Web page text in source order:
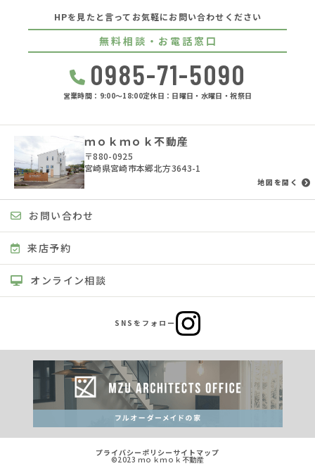
HPを見たと言ってお気軽にお問い合わせください
無料相談・お電話窓口
0985-71-5090
営業時間：9:00〜18:00定休日：日曜日・水曜日・祝祭日
ｍｏｋｍｏｋ不動産
〒880-0925
宮崎県宮崎市本郷北方3643-1
地図を開く
お問い合わせ
来店予約
オンライン相談
SNSをフォロー
プライバシーポリシー サイトマップ
©2023 ｍｏｋｍｏｋ不動産